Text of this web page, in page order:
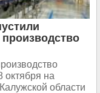
октября на
области